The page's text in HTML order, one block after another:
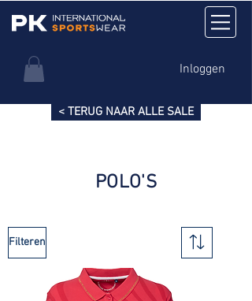
Inloggen
< TERUG NAAR ALLE SALE
POLO'S
Filteren